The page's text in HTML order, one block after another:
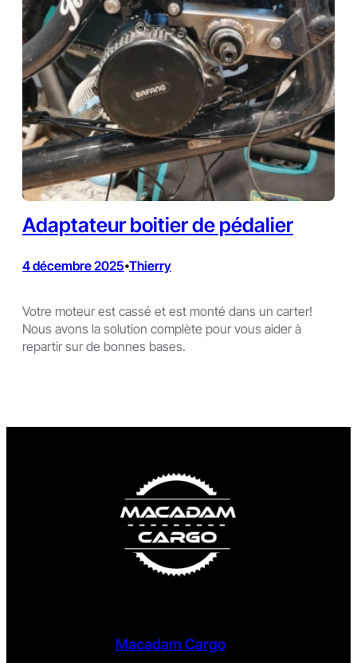
Adaptateur boitier de pédalier
4 décembre 2025•Thierry
Votre moteur est cassé et est monté dans un carter!
Nous avons la solution complète pour vous aider à
repartir sur de bonnes bases.
Macadam Cargo